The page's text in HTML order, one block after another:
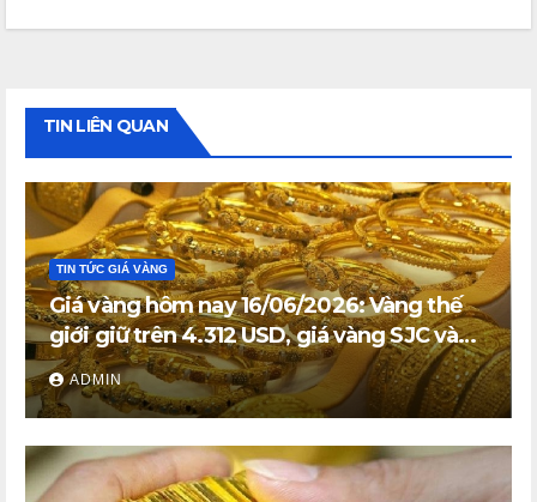
TIN LIÊN QUAN
TIN TỨC GIÁ VÀNG
Giá vàng hôm nay 16/06/2026: Vàng thế
giới giữ trên 4.312 USD, giá vàng SJC và
vàng nhẫn trong nước đi ngang
ADMIN